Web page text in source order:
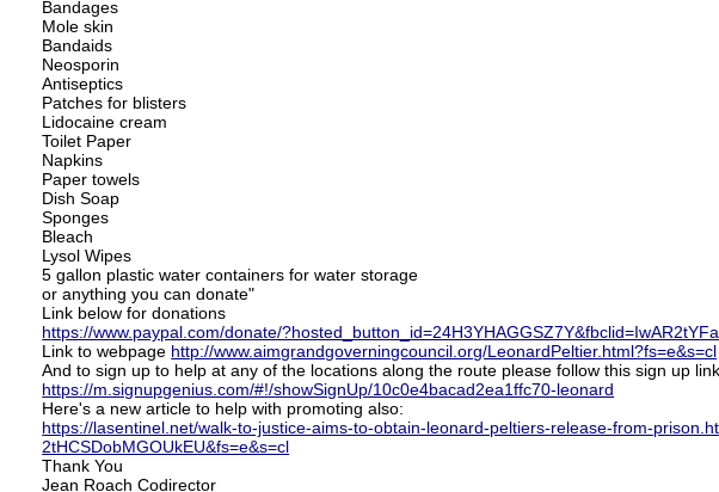
Bandages
Mole skin
Bandaids
Neosporin
Antiseptics
Patches for blisters
Lidocaine cream
Toilet Paper
Napkins
Paper towels
Dish Soap
Sponges
Bleach
Lysol Wipes
5 gallon plastic water containers for water storage
or anything you can donate"
Link below for donations
https://www.paypal.com/donate/
Link to webpage http://www.aimgrandgoverningcouncil.org/LeonardPeltier.html?fs=e&s=cl
And to sign up to help at any of the locations along the route please follow this sign up
https://m.signupgenius.com/#!/showSignUp/10c0e4bacad2ea1ffc70-leonard
Here's a new article to help with promoting also:
https://lasentinel.net/walk-to-justice-aims-to-obtain-leonard-peltiers-release-from-
2tHCSDobMGOUkEU&fs=e&s=cl
Thank You
Jean Roach Codirector